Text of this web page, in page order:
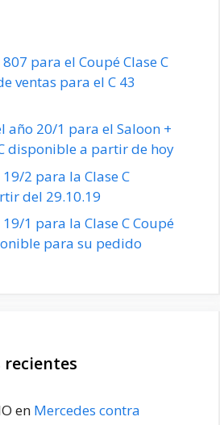
para el Coupé Clase C
ventas para el C 43
año 20/1 para el Saloon +
disponible a partir de hoy
2 para la Clase C
del 29.10.19
1 para la Clase C Coupé
para su pedido
en Mercedes contra